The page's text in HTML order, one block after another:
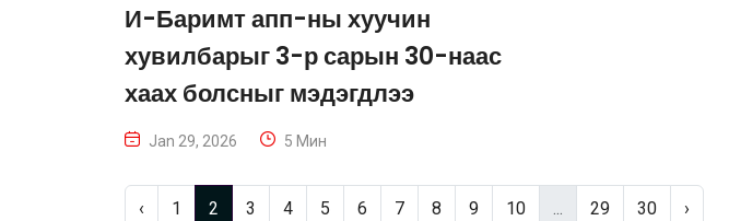
И-Баримт апп-ны хуучин
хувилбарыг 3-р сарын 30-наас
хаах болсныг мэдэгдлээ
Jan 29, 2026 5 Мин
‹ 1 2 3 4 5 6 7 8 9 10 ... 29 30 ›